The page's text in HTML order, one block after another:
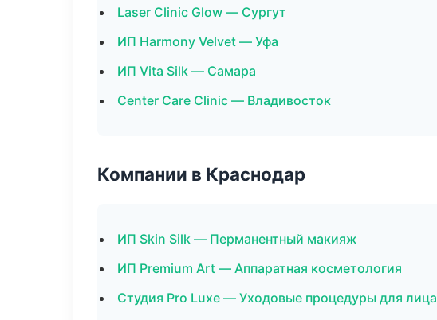
Laser Clinic Glow — Сургут
ИП Harmony Velvet — Уфа
ИП Vita Silk — Самара
Center Care Clinic — Владивосток
Компании в Краснодар
ИП Skin Silk — Перманентный макияж
ИП Premium Art — Аппаратная косметология
Студия Pro Luxe — Уходовые процедуры для лица